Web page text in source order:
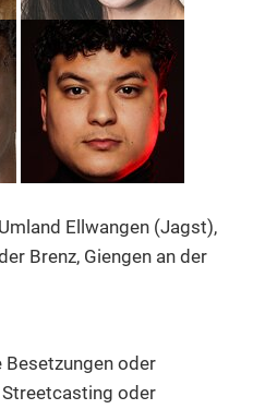
Ellwangen (Jagst),
Brenz, Giengen an der
Besetzungen oder
oder